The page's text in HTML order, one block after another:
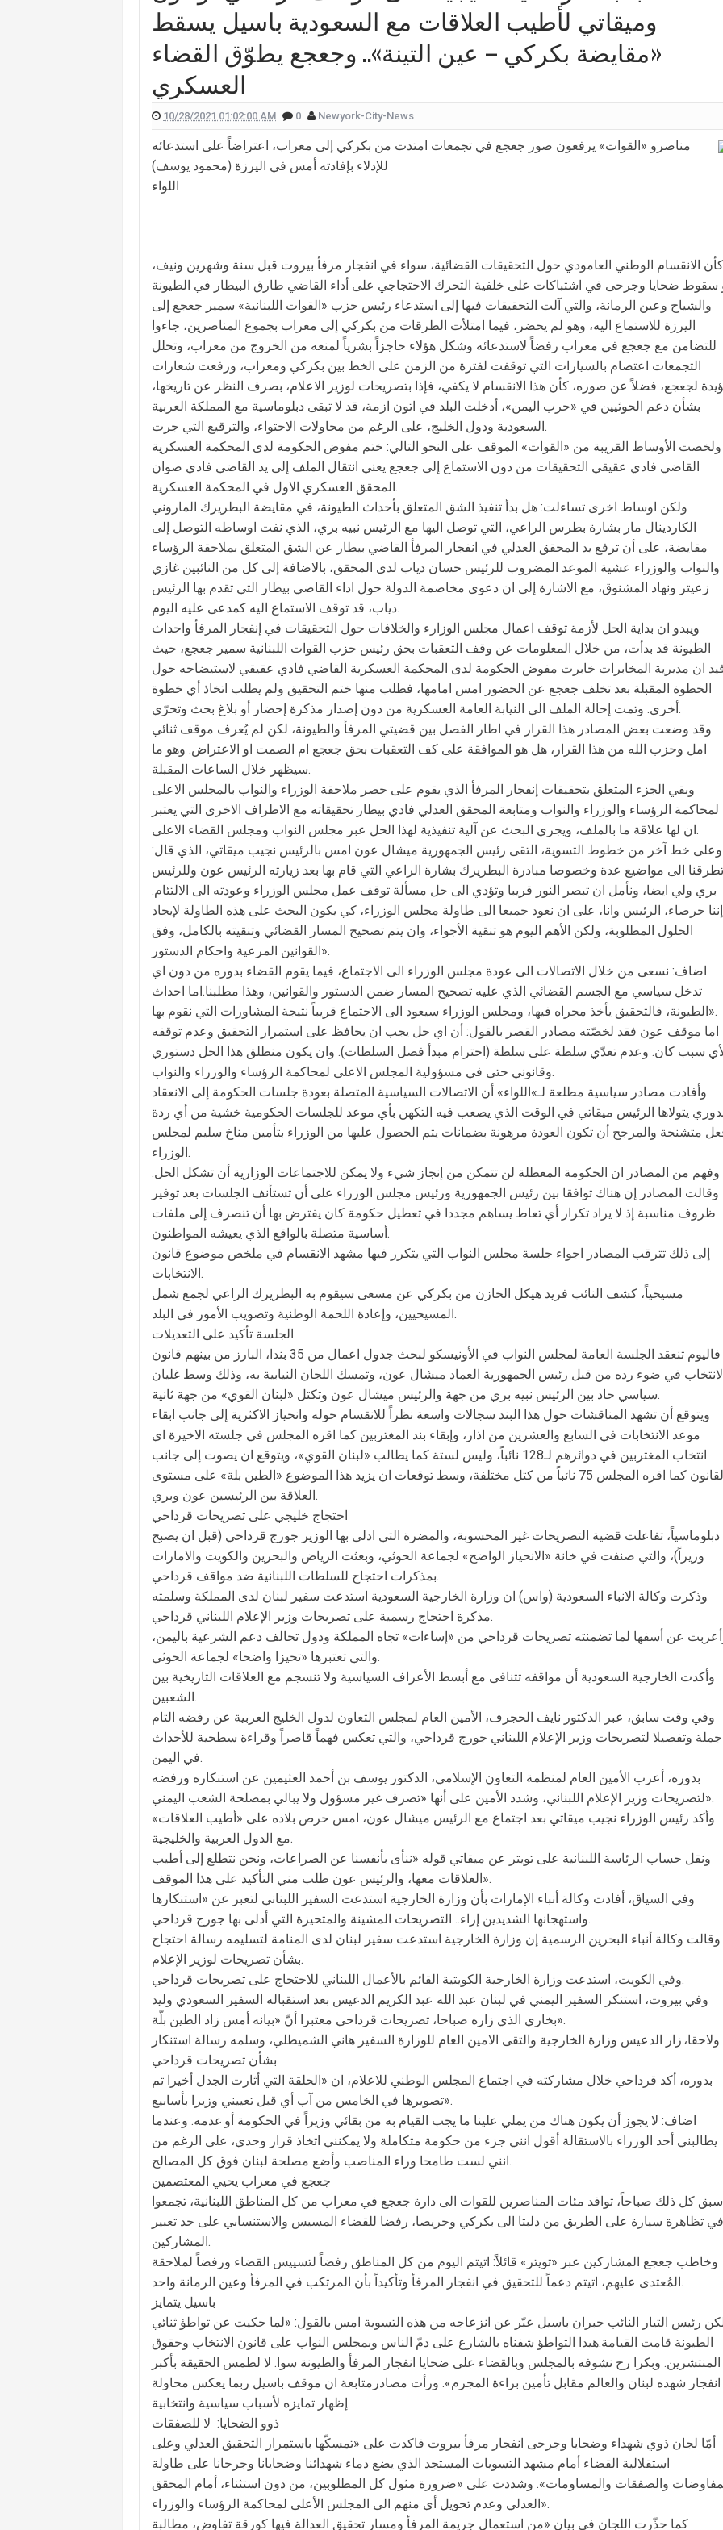
كيف علّقت هيفا وهبي على تفجير "البيجر"؟
شقراء جميلة تشبه الأوروبيات.. صورة لابنة الممثل يورغو شلهوب تنتشر تعرفوا إليها
قرار مُفاجئ.. إعلامية شهيرة تُعلن إنهاء تعاقدها مع القناة التي تعمل فيها هذا ما قالته (صورة)
بأجواء مليئة بالحب والرومانسية... ممثلان يدخلان القفص الذهبي في روما (صور)
بالقبلات... لحظات رومانسيّة بين ريم السعيدي وزوجها وسام بريدي: أحبك (فيديو)
وميقاتي لأطيب العلاقات مع السعودية باسيل يسقط
«مقايضة بكركي – عين التينة».. وجعجع يطوّق القضاء
العسكري
10/28/2021 01:02:00 AM 0 Newyork-City-News
مناصرو «القوات» يرفعون صور جعجع في تجمعات امتدت من بكركي إلى معراب، اعتراضاً على استدعائه
للإدلاء بإفادته أمس في اليرزة (محمود يوسف)
اللواء
كأن الانقسام الوطني العامودي حول التحقيقات القضائية، سواء في انفجار مرفأ بيروت قبل سنة وشهرين ونيف،
سقوط ضحايا وجرحى في اشتباكات على خلفية التحرك الاحتجاجي على أداء القاضي طارق البيطار في الطيونة
والشياح وعين الرمانة، والتي آلت التحقيقات فيها إلى استدعاء رئيس حزب «القوات اللبنانية» سمير جعجع إلى
اليرزة للاستماع اليه، وهو لم يحضر، فيما امتلأت الطرقات من بكركي إلى معراب بجموع المناصرين، جاءوا
للتضامن مع جعجع في معراب رفضاً لاستدعائه وشكل هؤلاء حاجزاً بشرياً لمنعه من الخروج من معراب، وتخلل
التجمعات اعتصام بالسيارات التي توقفت لفترة من الزمن على الخط بين بكركي ومعراب، ورفعت شعارات
لجعجع، فضلاً عن صوره، كأن هذا الانقسام لا يكفي، فإذا بتصريحات لوزير الاعلام، بصرف النظر عن تاريخها،
بشأن دعم الحوثيين في «حرب اليمن»، أدخلت البلد في اتون ازمة، قد لا تبقى دبلوماسية مع المملكة العربية
السعودية ودول الخليج، على الرغم من محاولات الاحتواء، والترقيع التي جرت.
ولخصت الأوساط القريبة من «القوات» الموقف على النحو التالي: ختم مفوض الحكومة لدى المحكمة العسكرية
القاضي فادي عقيقي التحقيقات من دون الاستماع إلى جعجع يعني انتقال الملف إلى يد القاضي فادي صوان
المحقق العسكري الاول في المحكمة العسكرية.
ولكن اوساط اخرى تساءلت: هل بدأ تنفيذ الشق المتعلق بأحداث الطيونة، في مقايضة البطريرك الماروني
الكاردينال مار بشارة بطرس الراعي، التي توصل اليها مع الرئيس نبيه بري، الذي نفت اوساطه التوصل إلى
مقايضة، على أن ترفع يد المحقق العدلي في انفجار المرفأ القاضي بيطار عن الشق المتعلق بملاحقة الرؤساء
والنواب والوزراء عشية الموعد المضروب للرئيس حسان دياب لدى المحقق، بالاضافة إلى كل من النائبين غازي
زعيتر ونهاد المشنوق، مع الاشارة إلى ان دعوى مخاصمة الدولة حول اداء القاضي بيطار التي تقدم بها الرئيس
دياب، قد توقف الاستماع اليه كمدعى عليه اليوم.
ويبدو ان بداية الحل لأزمة توقف اعمال مجلس الوزارء والخلافات حول التحقيقات في إنفجار المرفأ واحداث
الطيونة قد بدأت، من خلال المعلومات عن وقف التعقبات بحق رئيس حزب القوات اللبنانية سمير جعجع، حيث
ان مديرية المخابرات خابرت مفوض الحكومة لدى المحكمة العسكرية القاضي فادي عقيقي لاستيضاحه حول
الخطوة المقبلة بعد تخلف جعجع عن الحضور امس امامها، فطلب منها ختم التحقيق ولم يطلب اتخاذ أي خطوة
أخرى. وتمت إحالة الملف الى النيابة العامة العسكرية من دون إصدار مذكرة إحضار أو بلاغ بحث وتحرّي.
وقد وضعت بعض المصادر هذا القرار في اطار الفصل بين قضيتي المرفأ والطيونة، لكن لم يُعرف موقف ثنائي
امل وحزب الله من هذا القرار، هل هو الموافقة على كف التعقبات بحق جعجع ام الصمت او الاعتراض. وهو ما
سيظهر خلال الساعات المقبلة.
وبقي الجزء المتعلق بتحقيقات إنفجار المرفأ الذي يقوم على حصر ملاحقة الوزراء والنواب بالمجلس الاعلى
لمحاكمة الرؤساء والوزراء والنواب ومتابعة المحقق العدلي فادي بيطار تحقيقاته مع الاطراف الاخرى التي يعتبر
ان لها علاقة ما بالملف، ويجري البحث عن آلية تنفيذية لهذا الحل عبر مجلس النواب ومجلس القضاء الاعلى.
وعلى خط آخر من خطوط التسوية، التقى رئيس الجمهورية ميشال عون امس بالرئيس نجيب ميقاتي، الذي قال:
تطرقنا الى مواضيع عدة وخصوصا مبادرة البطريرك بشارة الراعي التي قام بها بعد زيارته الرئيس عون وللرئيس
بري ولي ايضا، ونأمل ان تبصر النور قريبا وتؤدي الى حل مسألة توقف عمل مجلس الوزراء وعودته الى الالتئام.
إننا حرصاء، الرئيس وانا، على ان نعود جميعا الى طاولة مجلس الوزراء، كي يكون البحث على هذه الطاولة لإيجاد
الحلول المطلوبة، ولكن الأهم اليوم هو تنقية الأجواء، وان يتم تصحيح المسار القضائي وتنقيته بالكامل، وفق
القوانين المرعية واحكام الدستور».
اضاف: نسعى من خلال الاتصالات الى عودة مجلس الوزراء الى الاجتماع، فيما يقوم القضاء بدوره من دون اي
تدخل سياسي مع الجسم القضائي الذي عليه تصحيح المسار ضمن الدستور والقوانين، وهذا مطلبنا.اما احداث
الطيونة، فالتحقيق يأخذ مجراه فيها، ومجلس الوزراء سيعود الى الاجتماع قريباً نتيجة المشاورات التي نقوم بها».
اما موقف عون فقد لخصّته مصادر القصر بالقول: أن اي حل يجب ان يحافظ على استمرار التحقيق وعدم توقفه
سبب كان. وعدم تعدّي سلطة على سلطة (احترام مبدأ فصل السلطات). وان يكون منطلق هذا الحل دستوري
وقانوني حتى في مسؤولية المجلس الاعلى لمحاكمة الرؤساء والوزراء والنواب.
وأفادت مصادر سياسية مطلعة لـ»اللواء» أن الاتصالات السياسية المتصلة بعودة جلسات الحكومة إلى الانعقاد
يتولاها الرئيس ميقاتي في الوقت الذي يصعب فيه التكهن بأي موعد للجلسات الحكومية خشية من أي ردة
متشنجة والمرجح أن تكون العودة مرهونة بضمانات يتم الحصول عليها من الوزراء بتأمين مناخ سليم لمجلس
الوزراء.
وفهم من المصادر ان الحكومة المعطلة لن تتمكن من إنجاز شيء ولا يمكن للاجتماعات الوزارية أن تشكل الحل.
وقالت المصادر إن هناك توافقا بين رئيس الجمهورية ورئيس مجلس الوزراء على أن تستأنف الجلسات بعد توفير
ظروف مناسبة إذ لا يراد تكرار أي تعاط يساهم مجددا في تعطيل حكومة كان يفترض بها أن تنصرف إلى ملفات
أساسية متصلة بالواقع الذي يعيشه المواطنون.
إلى ذلك تترقب المصادر اجواء جلسة مجلس النواب التي يتكرر فيها مشهد الانقسام في ملخص موضوع قانون
الانتخابات.
مسيحياً، كشف النائب فريد هيكل الخازن من بكركي عن مسعى سيقوم به البطريرك الراعي لجمع شمل
المسيحيين، وإعادة اللحمة الوطنية وتصويب الأمور في البلد.
الجلسة تأكيد على التعديلات
فاليوم تنعقد الجلسة العامة لمجلس النواب في الأونيسكو لبحث جدول اعمال من 35 بندا، البارز من بينهم قانون
في ضوء رده من قبل رئيس الجمهورية العماد ميشال عون، وتمسك اللجان النيابية به، وذلك وسط غليان
سياسي حاد بين الرئيس نبيه بري من جهة والرئيس ميشال عون وتكتل «لبنان القوي» من جهة ثانية.
ويتوقع أن تشهد المناقشات حول هذا البند سجالات واسعة نظراً للانقسام حوله وانحياز الاكثرية إلى جانب ابقاء
موعد الانتخابات في السابع والعشرين من اذار، وإبقاء بند المغتربين كما اقره المجلس في جلسته الاخيرة اي
انتخاب المغتربين في دوائرهم لـ128 نائباً، وليس لستة كما يطالب «لبنان القوي»، ويتوقع ان يصوت إلى جانب
القانون كما اقره المجلس 75 نائباً من كتل مختلفة، وسط توقعات ان يزيد هذا الموضوع «الطين بلة» على مستوى
العلاقة بين الرئيسين عون وبري.
احتجاج خليجي على تصريحات قرداحي
دبلوماسياً، تفاعلت قضية التصريحات غير المحسوبة، والمضرة التي ادلى بها الوزير جورج قرداحي (قبل ان يصبح
وزيراً)، والتي صنفت في خانة «الانحياز الواضح» لجماعة الحوثي، وبعثت الرياض والبحرين والكويت والامارات
بمذكرات احتجاج للسلطات اللبنانية ضد مواقف قرداحي.
وذكرت وكالة الانباء السعودية (واس) ان وزارة الخارجية السعودية استدعت سفير لبنان لدى المملكة وسلمته
مذكرة احتجاج رسمية على تصريحات وزير الإعلام اللبناني قرداحي.
عن أسفها لما تضمنته تصريحات قرداحي من «إساءات» تجاه المملكة ودول تحالف دعم الشرعية باليمن،
والتي تعتبرها «تحيزا واضحا» لجماعة الحوثي.
وأكدت الخارجية السعودية أن مواقفه تتنافى مع أبسط الأعراف السياسية ولا تنسجم مع العلاقات التاريخية بين
الشعبين.
وفي وقت سابق، عبر الدكتور نايف الحجرف، الأمين العام لمجلس التعاون لدول الخليج العربية عن رفضه التام
جملة وتفصيلا لتصريحات وزير الإعلام اللبناني جورج قرداحي، والتي تعكس فهماً قاصراً وقراءة سطحية للأحداث
في اليمن.
بدوره، أعرب الأمين العام لمنظمة التعاون الإسلامي، الدكتور يوسف بن أحمد العثيمين عن استنكاره ورفضه
لتصريحات وزير الإعلام اللبناني، وشدد الأمين على أنها «تصرف غير مسؤول ولا يبالي بمصلحة الشعب اليمني».
وأكد رئيس الوزراء نجيب ميقاتي بعد اجتماع مع الرئيس ميشال عون، امس حرص بلاده على «أطيب العلاقات»
مع الدول العربية والخليجية.
ونقل حساب الرئاسة اللبنانية على تويتر عن ميقاتي قوله «ننأى بأنفسنا عن الصراعات، ونحن نتطلع إلى أطيب
العلاقات معها، والرئيس عون طلب مني التأكيد على هذا الموقف».
وفي السياق، أفادت وكالة أنباء الإمارات بأن وزارة الخارجية استدعت السفير اللبناني لتعبر عن «استنكارها
واستهجانها الشديدين إزاء…التصريحات المشينة والمتحيزة التي أدلى بها جورج قرداحي.
وقالت وكالة أنباء البحرين الرسمية إن وزارة الخارجية استدعت سفير لبنان لدى المنامة لتسليمه رسالة احتجاج
بشأن تصريحات لوزير الإعلام.
وفي الكويت، استدعت وزارة الخارجية الكويتية القائم بالأعمال اللبناني للاحتجاج على تصريحات قرداحي.
وفي بيروت، استنكر السفير اليمني في لبنان عبد الله عبد الكريم الدعيس بعد استقباله السفير السعودي وليد
بخاري الذي زاره صباحا، تصريحات قرداحي معتبرا أنّ «بيانه أمس زاد الطين بلّة».
ولاحقا، زار الدعيس وزارة الخارجية والتقى الامين العام للوزارة السفير هاني الشميطلي، وسلمه رسالة استنكار
بشأن تصريحات قرداحي.
بدوره، أكد قرداحي خلال مشاركته في اجتماع المجلس الوطني للاعلام، ان «الحلقة التي أثارت الجدل أخيرا تم
تصويرها في الخامس من آب أي قبل تعييني وزيرا بأسابيع».
اضاف: لا يجوز أن يكون هناك من يملي علينا ما يجب القيام به من بقائي وزيراً في الحكومة أو عدمه. وعندما
يطالبني أحد الوزراء بالاستقالة أقول انني جزء من حكومة متكاملة ولا يمكنني اتخاذ قرار وحدي، على الرغم من
انني لست طامحا وراء المناصب وأضع مصلحة لبنان فوق كل المصالح.
جعجع في معراب يحيي المعتصمين
سبق كل ذلك صباحاً، توافد مئات المناصرين للقوات الى دارة جعجع في معراب من كل المناطق اللبنانية، تجمعوا
في تظاهرة سيارة على الطريق من دلبتا الى بكركي وحريصا، رفضا للقضاء المسيس والاستنسابي على حد تعبير
المشاركين.
وخاطب جعجع المشاركين عبر «تويتر» قائلاً: اتيتم اليوم من كل المناطق رفضاً لتسييس القضاء ورفضاً لملاحقة
المُعتدى عليهم، اتيتم دعماً للتحقيق في انفجار المرفأ وتأكيداً بأن المرتكب في المرفأ وعين الرمانة واحد.
باسيل يتمايز
رئيس التيار النائب جبران باسيل عبّر عن انزعاجه من هذه التسوية امس بالقول: «لما حكيت عن تواطؤ ثنائي
الطيونة قامت القيامة.هيدا التواطؤ شفناه بالشارع على دمّ الناس وبمجلس النواب على قانون الانتخاب وحقوق
المنتشرين. وبكرا رح نشوفه بالمجلس وبالقضاء على ضحايا انفجار المرفأ والطيونة سوا. لا لطمس الحقيقة بأكبر
انفجار شهده لبنان والعالم مقابل تأمين براءة المجرم». ورأت مصادرمتابعة ان موقف باسيل ربما يعكس محاولة
إظهار تمايزه لأسباب سياسية وانتخابية.
ذوو الضحايا: لا للصفقات
أمّا لجان ذوي شهداء وضحايا وجرحى انفجار مرفأ بيروت فاكدت على «تمسكّها باستمرار التحقيق العدلي وعلى
استقلالية القضاء أمام مشهد التسويات المستجد الذي يضع دماء شهدائنا وضحايانا وجرحانا على طاولة
والصفقات والمساومات». وشددت على «ضرورة مثول كل المطلوبين، من دون استثناء، أمام المحقق
العدلي وعدم تحويل أي منهم الى المجلس الأعلى لمحاكمة الرؤساء والوزراء».
كما حذّرت اللجان في بيان «من استعمال جريمة المرفأ ومسار تحقيق العدالة فيها كورقة تفاوض، مطالبة